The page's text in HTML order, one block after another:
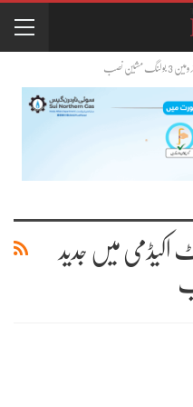
نصب
اکیڈمی میں جدید